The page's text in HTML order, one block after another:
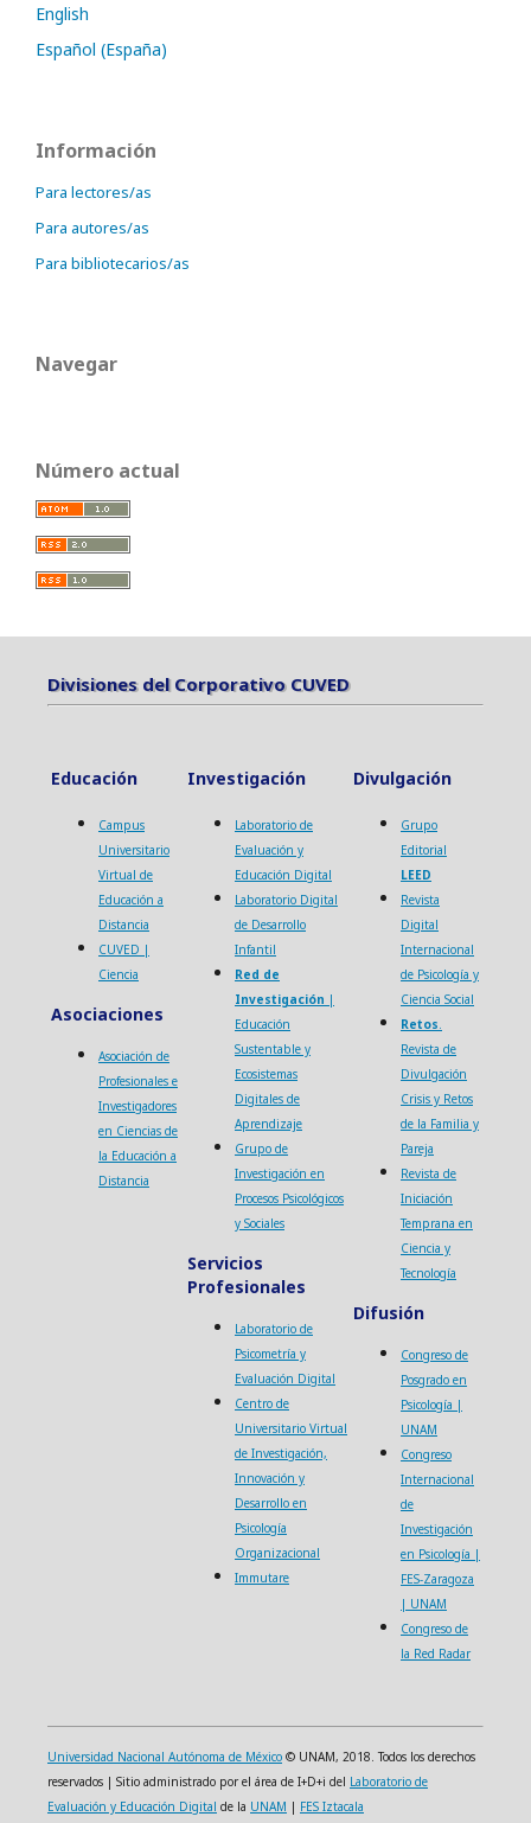
English
Español (España)
Información
Para lectores/as
Para autores/as
Para bibliotecarios/as
Navegar
Número actual
Divisiones del Corporativo CUVED
Divisiones del Corporativo CUVED
Educación Investigación Divulgación
Campus
Universitario
Virtual de
Educación a
Distancia
CUVED |
Ciencia
Asociaciones
Asociación de
Profesionales e
Investigadores
en Ciencias de
la Educación a
Distancia
Laboratorio de
Evaluación y
Educación Digital
Laboratorio Digital
de Desarrollo
Infantil
Red de
Investigación |
Educación
Sustentable y
Ecosistemas
Digitales de
Aprendizaje
Grupo de
Investigación en
Procesos Psicológicos
y Sociales
Servicios
Profesionales
Laboratorio de
Psicometría y
Evaluación Digital
Centro de
Universitario Virtual
de Investigación,
Innovación y
Desarrollo en
Psicología
Organizacional
Immutare
Grupo
Editorial
LEED
Revista
Digital
Internacional
de Psicología y
Ciencia Social
Retos.
Revista de
Divulgación
Crisis y Retos
de la Familia y
Pareja
Revista de
Iniciación
Temprana en
Ciencia y
Tecnología
Difusión
Congreso de
Posgrado en
Psicología |
UNAM
Congreso
Internacional
de
Investigación
en Psicología |
FES-Zaragoza
| UNAM
Congreso de
la Red Radar
Universidad Nacional Autónoma de México © UNAM, 2018. Todos los derechos
reservados | Sitio administrado por el área de I+D+i del Laboratorio de
Evaluación y Educación Digital de la UNAM | FES Iztacala